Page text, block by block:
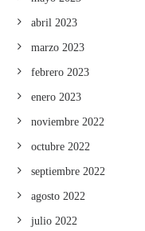
abril 2023
marzo 2023
febrero 2023
enero 2023
noviembre 2022
octubre 2022
septiembre 2022
agosto 2022
julio 2022